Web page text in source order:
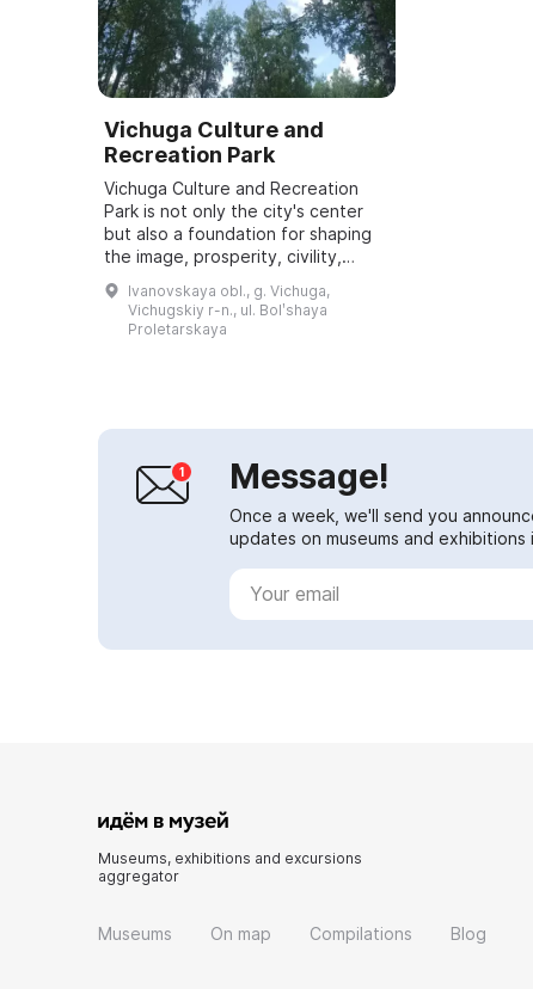
Vichuga Culture and
Recreation Park
Vichuga Culture and Recreation
Park is not only the city's center
but also a foundation for shaping
the image, prosperity, civility,
pride, and appeal of local
residents. Covering 9.5 hectares, it
inc...
Ivanovskaya obl., g. Vichuga,
Vichugskiy r-n., ul. Bolʹshaya
Proletarskaya
Message!
Once a week, we'll send you
updates on museums and
Museums, exhibitions and excursions
aggregator
Museums On map Compilations Blog